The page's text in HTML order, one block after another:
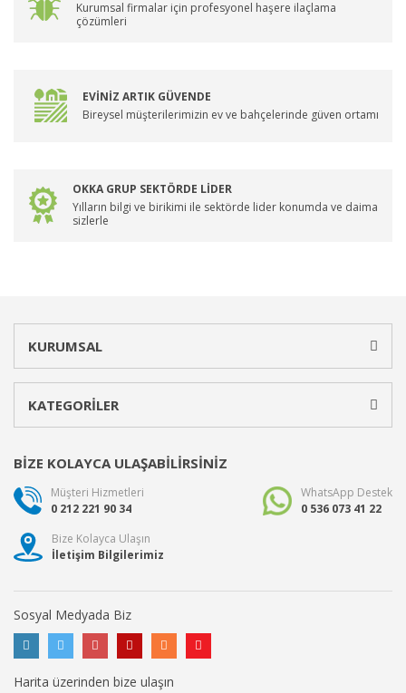
Kurumsal firmalar için profesyonel haşere ilaçlama
çözümleri
EVİNİZ ARTIK GÜVENDE
Bireysel müşterilerimizin ev ve bahçelerinde güven ortamı
OKKA GRUP SEKTÖRDE LİDER
Yılların bilgi ve birikimi ile sektörde lider konumda ve daima
sizlerle
KURUMSAL
KATEGORİLER
BİZE KOLAYCA ULAŞABİLİRSİNİZ
Müşteri Hizmetleri
0 212 221 90 34
WhatsApp Destek
0 536 073 41 22
Bize Kolayca Ulaşın
İletişim Bilgilerimiz
Sosyal Medyada Biz
Harita üzerinden bize ulaşın